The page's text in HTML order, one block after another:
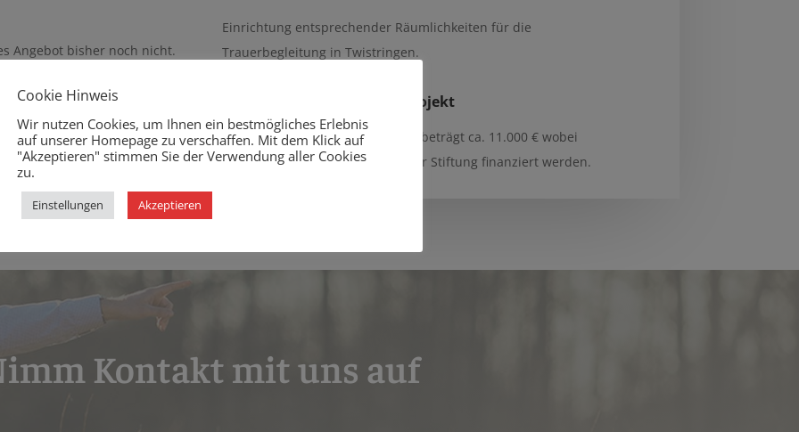
Angebot bisher noch nicht.
bei Trauerland. Es wird
kreativen Angeboten,
Einrichtung entsprechender Räumlichkeiten für die
Trauerbegleitung in Twistringen.
Kostenschätzung für das Projekt
Die Gesamtfinanzierungssumme beträgt ca. 11.000 € wobei
4.000 € über eine Förderung einer Stiftung finanziert werden.
Kontakt mit uns auf
Cookie Hinweis
Wir nutzen Cookies, um Ihnen ein bestmögliches Erlebnis
auf unserer Homepage zu verschaffen. Mit dem Klick auf
"Akzeptieren" stimmen Sie der Verwendung aller Cookies
zu.
Einstellungen Akzeptieren